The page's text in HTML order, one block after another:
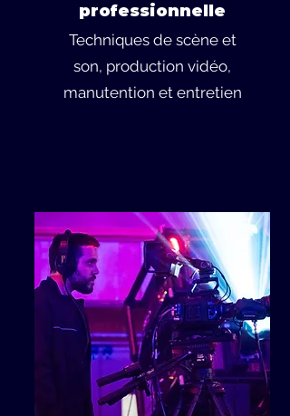
professionnelle
Techniques de scène et
son, production vidéo,
manutention et entretien